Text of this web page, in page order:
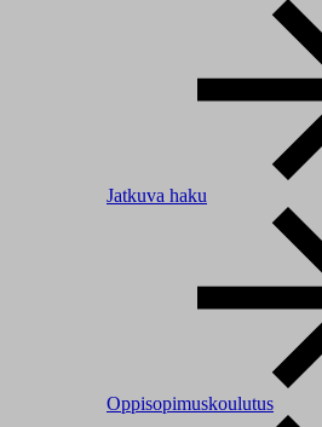
Jatkuva haku
Oppisopimuskoulutus